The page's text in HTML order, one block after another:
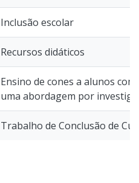
Inclusão escolar
Recursos didáticos
Ensino de cones a alunos
uma abordagem por
Trabalho de Conclusão de